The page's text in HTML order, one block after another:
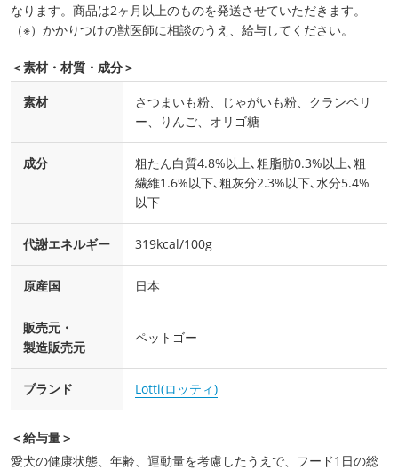
なります。商品は2ヶ月以上のものを発送させていただきます。
（※）かかりつけの獣医師に相談のうえ、給与してください。
＜素材・材質・成分＞
素材
さつまいも粉、じゃがいも粉、クランベリ
ー、りんご、オリゴ糖
成分
粗たん白質4.8%以上､粗脂肪0.3%以上､粗
繊維1.6%以下､粗灰分2.3%以下､水分5.4%
以下
代謝エネルギー 319kcal/100g
原産国 日本
販売元・
製造販売元
ペットゴー
ブランド Lotti(ロッティ)
＜給与量＞
愛犬の健康状態、年齢、運動量を考慮したうえで、フード1日の総